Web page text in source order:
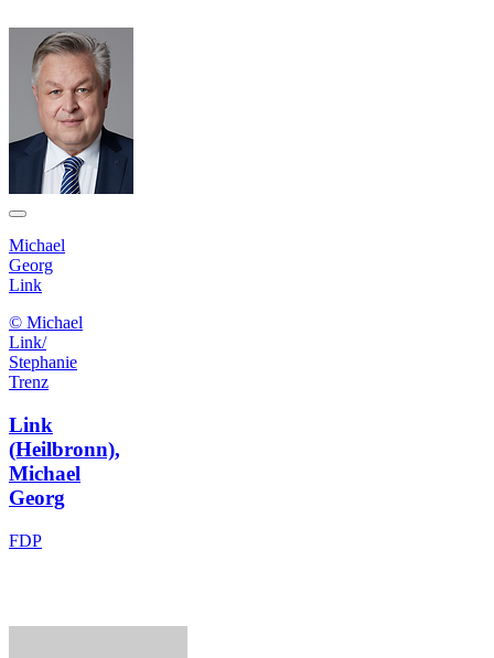
Michael
Georg
Link
© Michael
Link/
Stephanie
Trenz
Link
(Heilbronn),
Michael
Georg
FDP